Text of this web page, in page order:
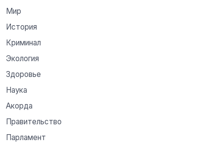
Мир
История
Криминал
Экология
Здоровье
Наука
Акорда
Правительство
Парламент